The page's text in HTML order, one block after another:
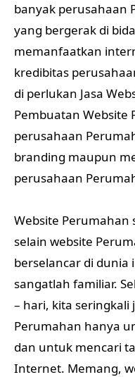
banyak perusahaan
yang bergerak di
memanfaatkan
kredibitas
di perlukan Jasa
Pembuatan
perusahaan
branding maupun
perusahaan
Website Perumahan
selain website
berselancar di
sangatlah familiar.
– hari, kita seringkali
Perumahan hanya
dan untuk mencari
Internet. Memang,